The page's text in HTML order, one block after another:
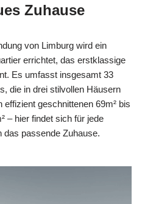
Zuhause
von Limburg wird ein
errichtet, das erstklassige
Es umfasst insgesamt 33
die in drei stilvollen Häusern
effizient geschnittenen 69m² bis
– hier findet sich für jede
das passende Zuhause.